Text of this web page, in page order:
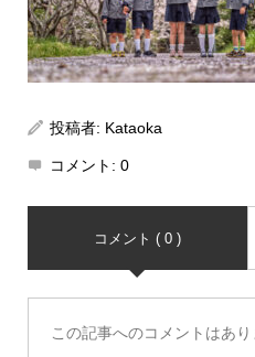
投稿者: Kataoka
コメント: 0
コメント ( 0 )
この記事へのコメントはあり